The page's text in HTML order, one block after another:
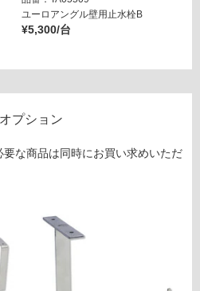
ユーロアングル壁用止水栓B
¥5,300/台
オプション
な商品は同時にお買い求めいただ